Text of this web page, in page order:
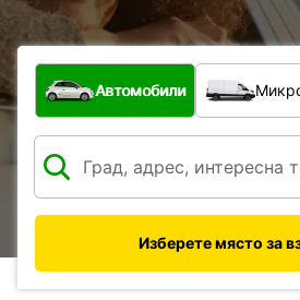
С какво превозно средство?
Автомобили
Изберете място за